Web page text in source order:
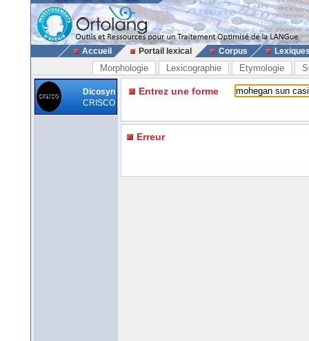
Accueil Portail lexical Corpus
Morphologie Lexicographie Etymologie
Dicosyn
CRISCO
Entrez une forme
Erreur